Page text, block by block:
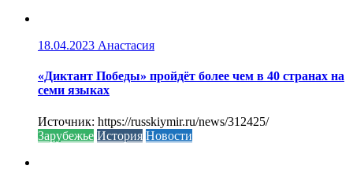
18.04.2023 Анастасия
«Диктант Победы» пройдёт более чем в 40 странах на
семи языках
Источник: https://russkiymir.ru/news/312425/
Зарубежье История Новости